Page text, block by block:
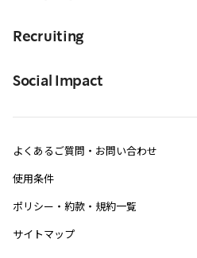
Recruiting
Social Impact
よくあるご質問・お問い合わせ
使用条件
ポリシー・約款・規約一覧
サイトマップ